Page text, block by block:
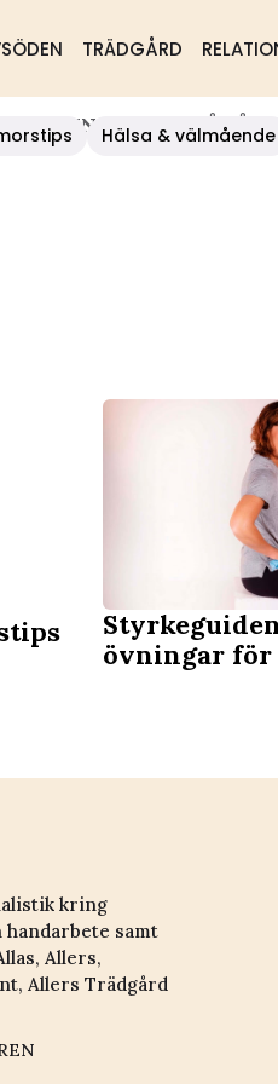
TRÄDGÅRD
Hälsa & välmående
– SÅ
övningar
kring
handarbete samt
Allers,
Allers Trädgård